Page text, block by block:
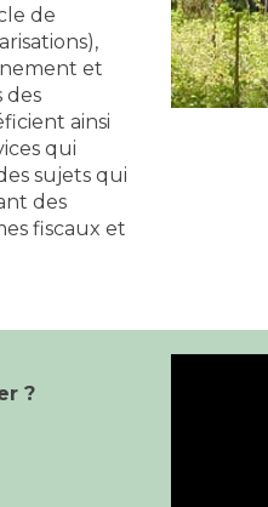
de
et
des
ainsi
qui
sujets qui
des
fiscaux et
?